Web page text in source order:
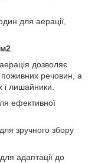
для аерації,
.
дозволяє
поживних речовин, а
і лишайники.
ефективної
для зручного збору
для адаптації до